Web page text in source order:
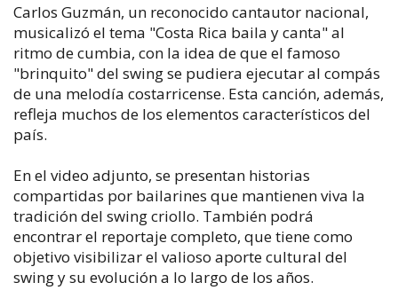
Carlos Guzmán, un reconocido cantautor nacional,
musicalizó el tema "Costa Rica baila y canta" al
ritmo de cumbia, con la idea de que el famoso
"brinquito" del swing se pudiera ejecutar al compás
de una melodía costarricense. Esta canción, además,
refleja muchos de los elementos característicos del
país.
En el video adjunto, se presentan historias
compartidas por bailarines que mantienen viva la
tradición del swing criollo. También podrá
encontrar el reportaje completo, que tiene como
objetivo visibilizar el valioso aporte cultural del
swing y su evolución a lo largo de los años.